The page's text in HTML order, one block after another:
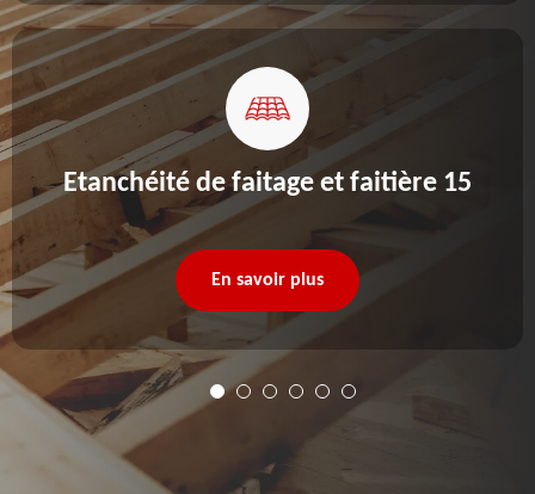
Etanchéité de faitage et faitière 15
En savoir plus